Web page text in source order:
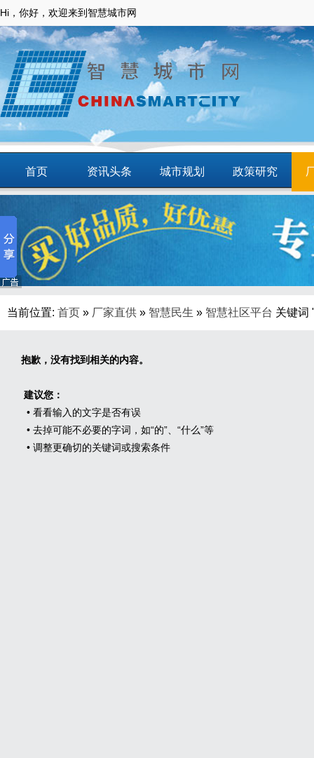
Hi，你好，欢迎来到智慧城市网
首页 资讯头条 城市规划 政策研究
智慧应用 商圈
当前位置: 首页 » 厂家直供 » 智慧民生 » 智慧社区平台 关键词
抱歉，没有找到相关的内容。
建议您：
• 看看输入的文字是否有误
• 去掉可能不必要的字词，如“的”、“什么”等
• 调整更确切的关键词或搜索条件